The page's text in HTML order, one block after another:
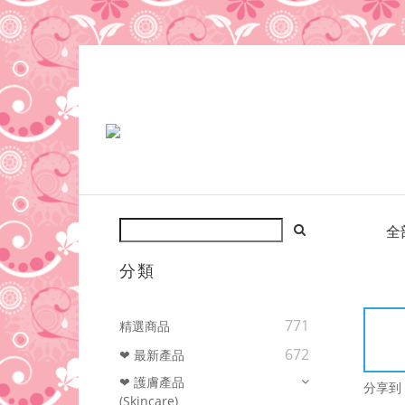
分類
精選商品 771
❤ 最新產品 672
❤ 護膚產品
(Skincare)
全
分享到